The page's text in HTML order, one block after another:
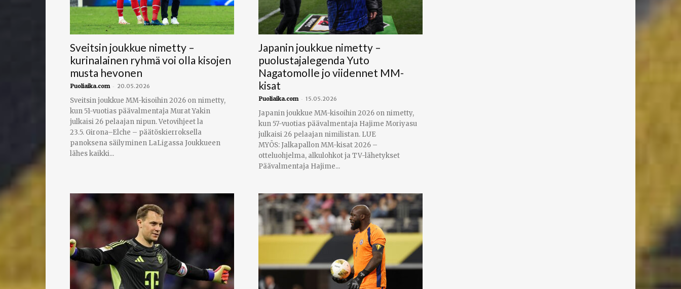
Sveitsin joukkue nimetty –
kurinalainen ryhmä voi olla kisojen
musta hevonen
Puoliaika.com - 20.05.2026
Sveitsin joukkue MM-kisoihin 2026 on nimetty,
kun 51-vuotias päävalmentaja Murat Yakin
julkaisi 26 pelaajan nipun. Vetovihjeet la
23.5. Girona–Elche – päätöskierroksella
panoksena säilyminen LaLigassa Joukkueen
lähes kaikki...
Japanin joukkue nimetty –
puolustajalegenda Yuto
Nagatomolle jo viidennet MM-
kisat
Puoliaika.com - 15.05.2026
Japanin joukkue MM-kisoihin 2026 on nimetty,
kun 57-vuotias päävalmentaja Hajime Moriyasu
julkaisi 26 pelaajan nimilistan. LUE
MYÖS: Jalkapallon MM-kisat 2026 –
otteluohjelma, alkulohkot ja TV-lähetykset
Päävalmentaja Hajime...